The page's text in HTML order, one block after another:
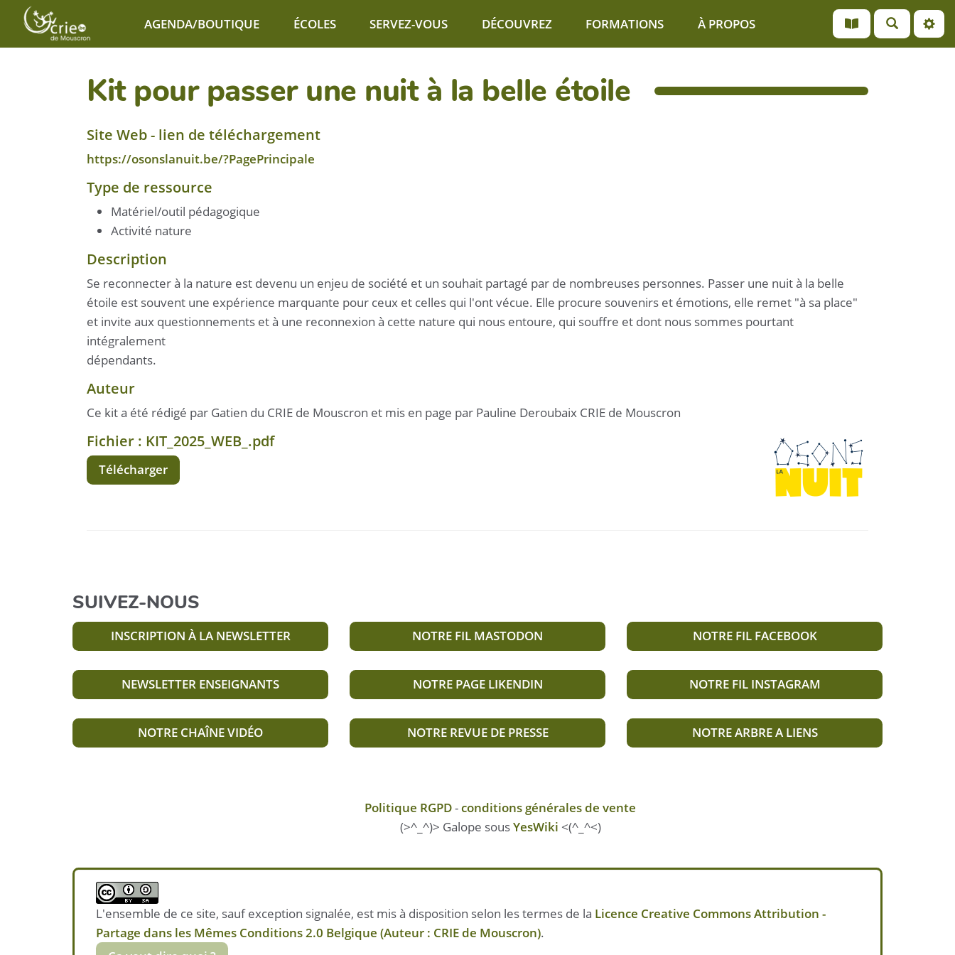
Aller au contenu principalAGENDA/BOUTIQUE ÉCOLES SERVEZ-VOUS DÉCOUVREZ FORMATIONS À PROPOS
Kit pour passer une nuit à la belle étoile
Site Web - lien de téléchargement
https://osonslanuit.be/?PagePrincipale
Type de ressource
Matériel/outil pédagogique
Activité nature
Description
Se reconnecter à la nature est devenu un enjeu de société et un souhait partagé par de nombreuses personnes. Passer une nuit à la belle
étoile est souvent une expérience marquante pour ceux et celles qui l'ont vécue. Elle procure souvenirs et émotions, elle remet "à sa place"
et invite aux questionnements et à une reconnexion à cette nature qui nous entoure, qui souffre et dont nous sommes pourtant
intégralement
dépendants.
Auteur
Ce kit a été rédigé par Gatien du CRIE de Mouscron et mis en page par Pauline Deroubaix CRIE de Mouscron
Fichier : KIT_2025_WEB_.pdf
Télécharger
SUIVEZ-NOUS
INSCRIPTION À LA NEWSLETTER
NEWSLETTER ENSEIGNANTS
NOTRE CHAÎNE VIDÉO
NOTRE FIL MASTODON
NOTRE PAGE LIKENDIN
NOTRE REVUE DE PRESSE
NOTRE FIL FACEBOOK
NOTRE FIL INSTAGRAM
NOTRE ARBRE A LIENS
Politique RGPD-conditions générales de vente
(>^_^)> Galope sousYesWiki <(^_^<)
L'ensemble de ce site, sauf exception signalée, est mis à disposition selon les termes de la Licence Creative Commons Attribution -
Partage dans les Mêmes Conditions 2.0 Belgique (Auteur : CRIE de Mouscron).